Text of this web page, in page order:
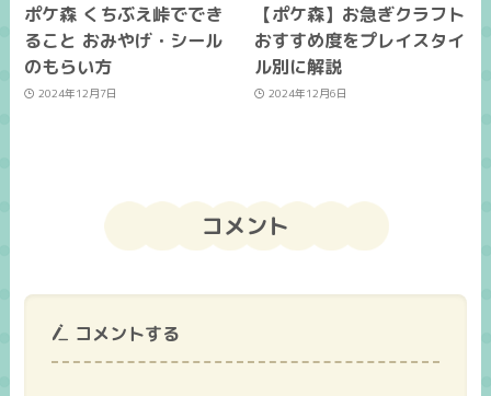
ポケ森 くちぶえ峠ででき
ること おみやげ・シール
のもらい方
2024年12月7日
【ポケ森】お急ぎクラフト
おすすめ度をプレイスタイ
ル別に解説
2024年12月6日
コメント
コメントする